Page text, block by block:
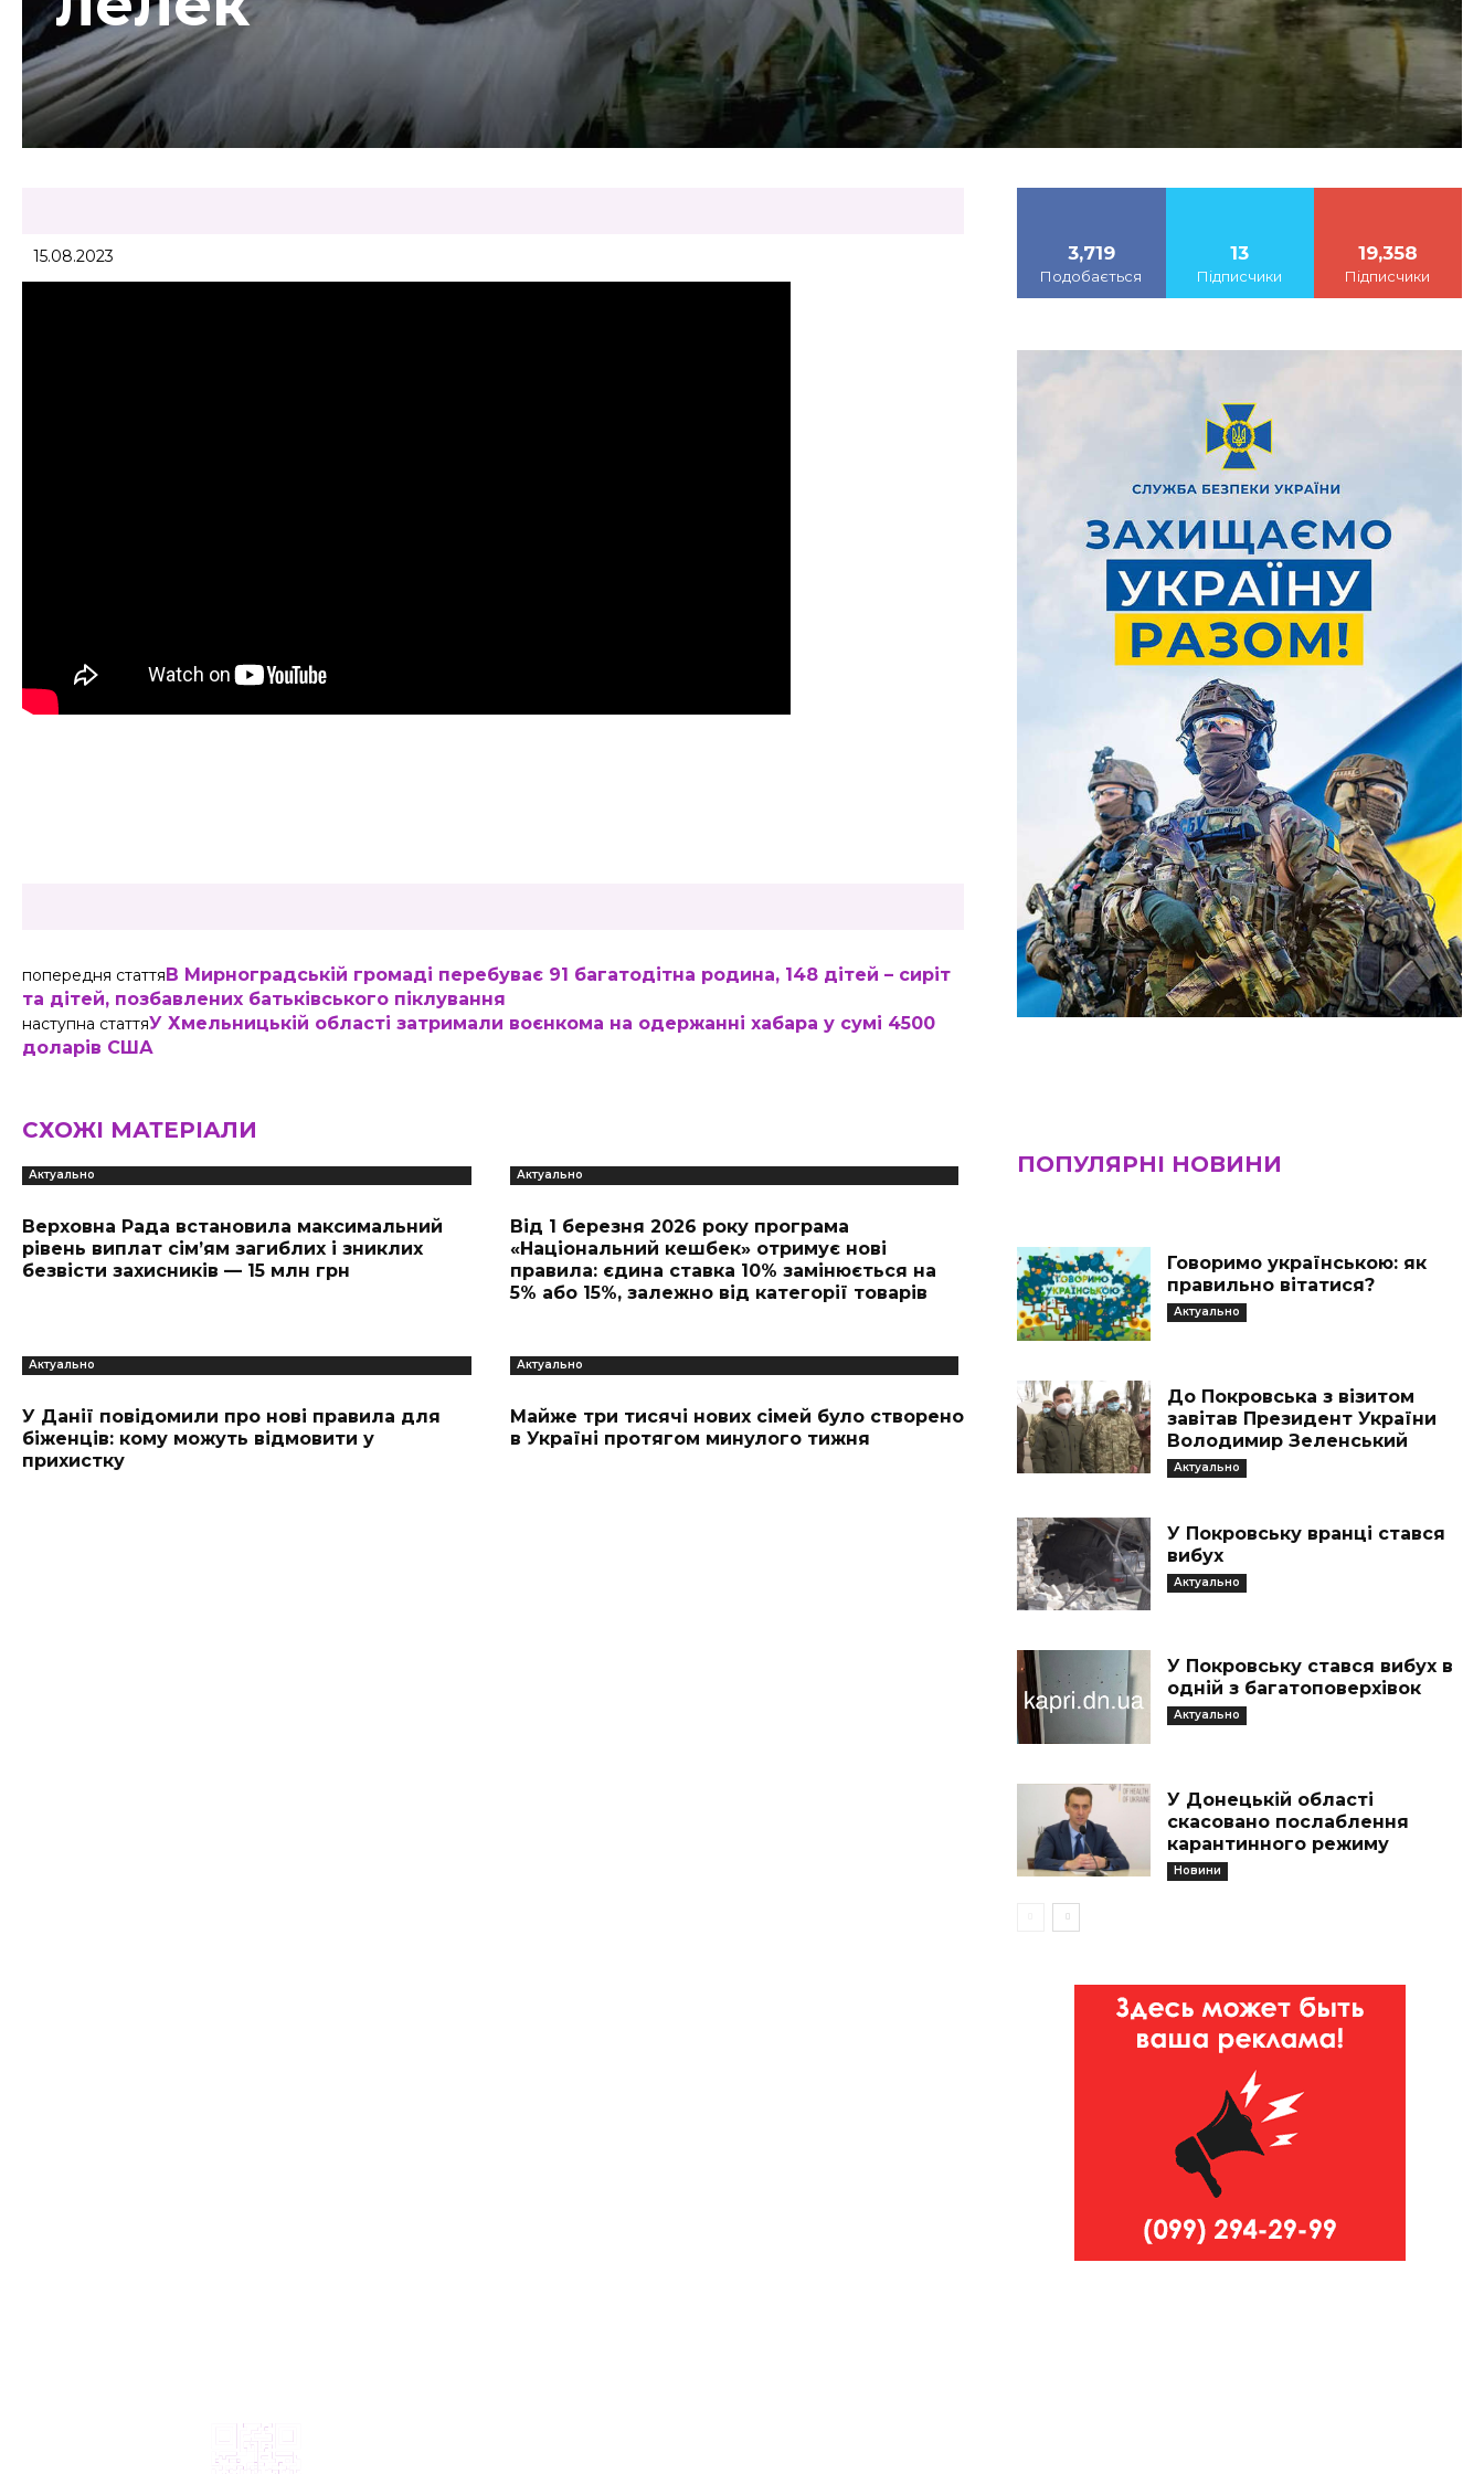
15.08.2023
попередня статтяВ Мирноградській громаді перебуває 91 багатодітна родина, 148 дітей – сиріт
та дітей, позбавлених батьківського піклування
наступна статтяУ Хмельницькій області затримали воєнкома на одержанні хабара у сумі 4500
доларів США
СХОЖІ МАТЕРІАЛИ
Актуально
Верховна Рада встановила максимальний
рівень виплат сім’ям загиблих і зниклих
безвісти захисників — 15 млн грн
Актуально
Від 1 березня 2026 року програма
«Національний кешбек» отримує нові
правила: єдина ставка 10% замінюється на
5% або 15%, залежно від категорії товарів
Актуально
У Данії повідомили про нові правила для
біженців: кому можуть відмовити у
прихистку
Актуально
Майже три тисячі нових сімей було створено
в Україні протягом минулого тижня
3,719
Подобається
13
Підписчики
19,358
Підписчики
ПОПУЛЯРНІ НОВИНИ
Говоримо українською: як
правильно вітатися?
Актуально
До Покровська з візитом
завітав Президент України
Володимир Зеленський
Актуально
У Покровську вранці стався
вибух
Актуально
У Покровську стався вибух в
одній з багатоповерхівок
Актуально
У Донецькій області
скасовано послаблення
карантинного режиму
Новини